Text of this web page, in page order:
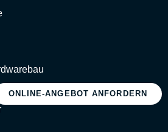
ONLINE-ANGEBOT ANFORDERN